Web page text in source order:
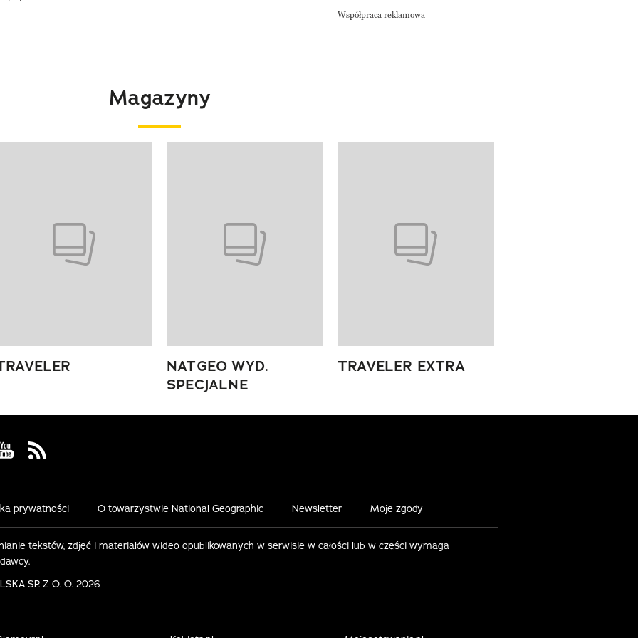
Współpraca reklamowa
Magazyny
NATGEO WYD.
SPECJALNE
TRAVELER EXTRA
on Instagram
us on Youtube
Visit us on Rss
prywatności O towarzystwie National Geographic Newsletter Moje zgody
tekstów, zdjęć i materiałów wideo opublikowanych w serwisie w całości lub w części wymaga
SP. Z O. O. 2026